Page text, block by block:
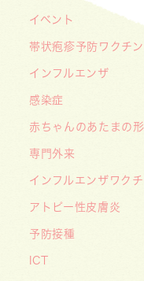
【メディア・取
学」５月号の「な
喜彰院長が読者の
ゴールデンウィー
関する重要なお願
含めて「4日間」で
イベント
帯状疱疹予防ワクチン
インフルエンザ
感染症
赤ちゃんのあたまの
専門外来
インフルエンザワクチ
アトピー性皮膚炎
予防接種
ICT